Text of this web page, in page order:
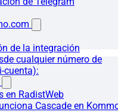
de la integración
cualquier número de
cuenta):
en RadistWeb
Cascade en